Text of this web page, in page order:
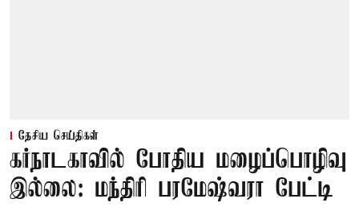
தேசிய செய்திகள்
கர்நாடகாவில் போதிய மழைப்பொழிவு
இல்லை: மந்திரி பரமேஷ்வரா பேட்டி